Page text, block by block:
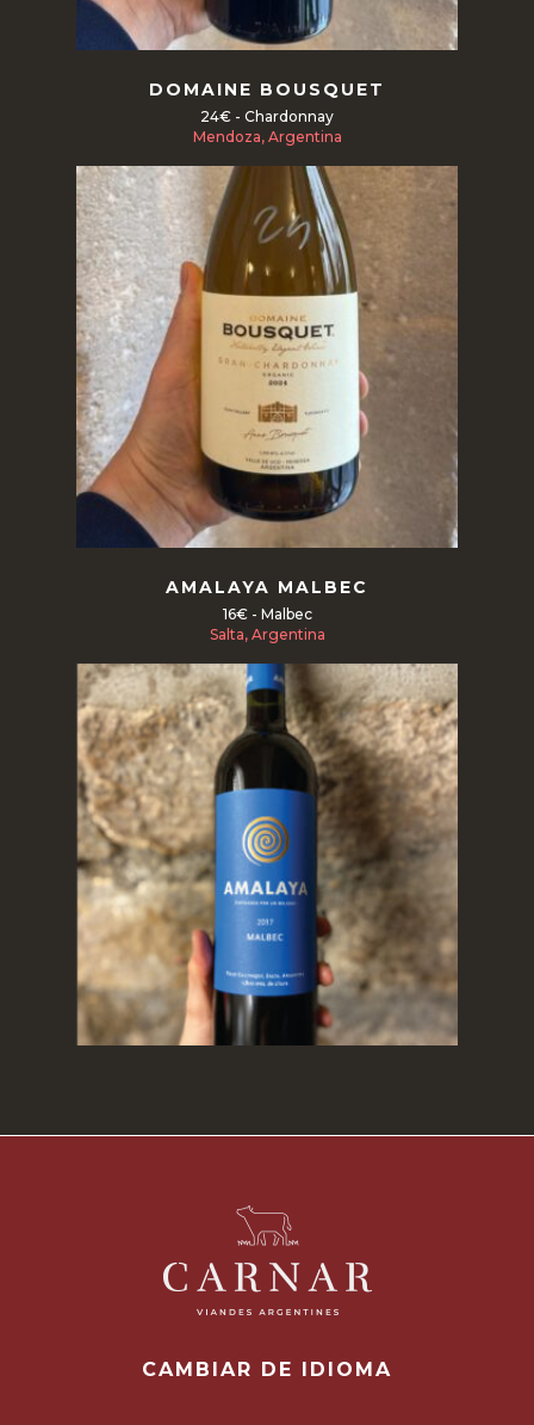
DOMAINE BOUSQUET
24€ - Chardonnay
Mendoza, Argentina
AMALAYA MALBEC
16€ - Malbec
Salta, Argentina
CAMBIAR DE IDIOMA